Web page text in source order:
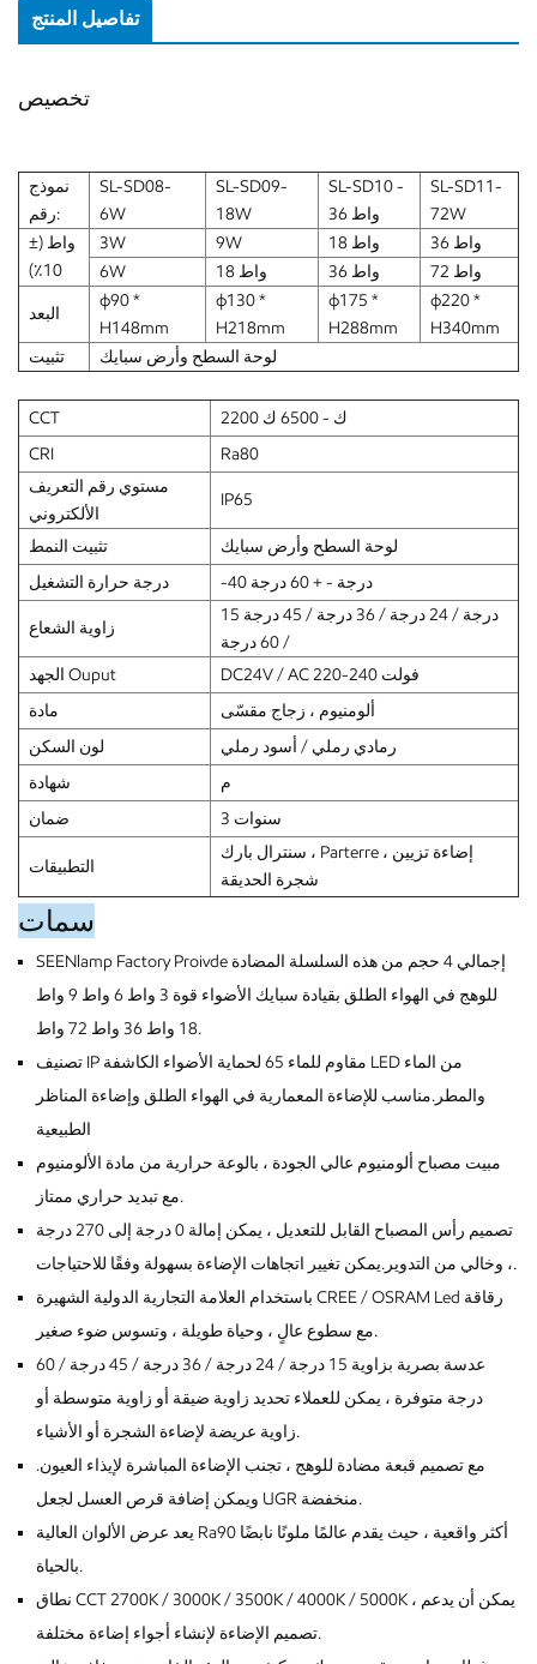
تفاصيل المنتج
تخصيص
نموذج
رقم:
SL-SD08-
6W
SL-SD09-
18W
SL-SD10 -
36 واط
SL-SD11-
72W
واط (±
10٪)
3W 9W 18 واط
36 واط
6W
18 واط 36 واط 72 واط
البعد
ф90 *
H148mm
ф130 *
H218mm
ф175 *
H288mm
ф220 *
H340mm
تثبيت
لوحة السطح وأرض سبايك
CCT
2200 ك - 6500 ك
CRI
Ra80
مستوي رقم التعريف
الألكتروني
IP65
تثبيت النمط
لوحة السطح وأرض سبايك
درجة حرارة التشغيل
-40 درجة - + 60 درجة
زاوية الشعاع
15 درجة / 24 درجة / 36 درجة / 45 درجة
/ 60 درجة
الجهد Ouput
DC24V / AC 220-240 فولت
مادة
ألومنيوم ، زجاج مقسّى
لون السكن
رمادي رملي / أسود رملي
شهادة
م
ضمان
3 سنوات
التطبيقات
سنترال بارك ، Parterre ، إضاءة تزيين
شجرة الحديقة
سمات
SEENlamp Factory Proivde إجمالي 4 حجم من هذه السلسلة المضادة
للوهج في الهواء الطلق بقيادة سبايك الأضواء قوة 3 واط 6 واط 9 واط
18 واط 36 واط 72 واط.
تصنيف IP مقاوم للماء 65 لحماية الأضواء الكاشفة LED من الماء
والمطر.مناسب للإضاءة المعمارية في الهواء الطلق وإضاءة المناظر
الطبيعية
مبيت مصباح ألومنيوم عالي الجودة ، بالوعة حرارية من مادة الألومنيوم
مع تبديد حراري ممتاز.
تصميم رأس المصباح القابل للتعديل ، يمكن إمالة 0 درجة إلى 270 درجة
، وخالي من التدوير.يمكن تغيير اتجاهات الإضاءة بسهولة وفقًا للاحتياجات.
باستخدام العلامة التجارية الدولية الشهيرة CREE / OSRAM Led رقاقة
مع سطوع عالٍ ، وحياة طويلة ، وتسوس ضوء صغير.
عدسة بصرية بزاوية 15 درجة / 24 درجة / 36 درجة / 45 درجة / 60
درجة متوفرة ، يمكن للعملاء تحديد زاوية ضيقة أو زاوية متوسطة أو
زاوية عريضة لإضاءة الشجرة أو الأشياء.
مع تصميم قبعة مضادة للوهج ، تجنب الإضاءة المباشرة لإيذاء العيون.
ويمكن إضافة قرص العسل لجعل UGR منخفضة.
يعد عرض الألوان العالية Ra90 أكثر واقعية ، حيث يقدم عالمًا ملونًا نابضًا
بالحياة.
نطاق CCT 2700K / 3000K / 3500K / 4000K / 5000K ، يمكن أن يدعم
تصميم الإضاءة لإنشاء أجواء إضاءة مختلفة.